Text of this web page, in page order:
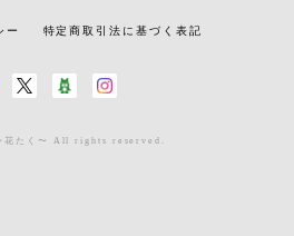
ー 特定商取引法に基づく表記
花たく〜 All rights reserved.